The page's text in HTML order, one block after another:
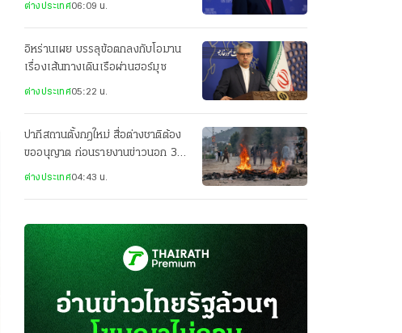
ต่างประเทศ06:09 น.
อิหร่านเผย บรรลุข้อตกลงกับโอมาน
เรื่องเส้นทางเดินเรือผ่านฮอร์มุซ
ต่างประเทศ05:22 น.
ปากีสถานตั้งกฎใหม่ สื่อต่างชาติต้อง
ขออนุญาต ก่อนรายงานข่าวนอก 3
เมืองใหญ่
ต่างประเทศ04:43 น.